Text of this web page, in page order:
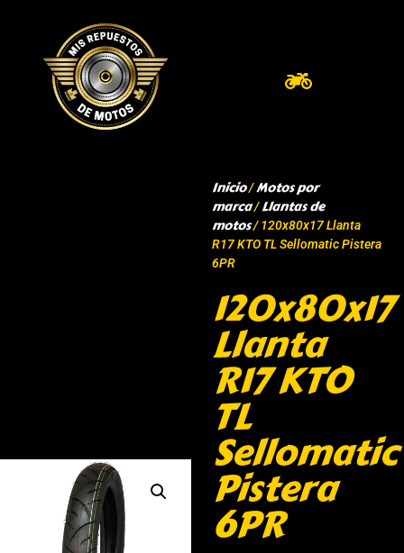
Inicio/Motos por
marca/Llantas de
motos/ 120x80x17 Llanta
R17 KTO TL Sellomatic Pistera
6PR
120x80x17
Llanta
R17 KTO
TL
Sellomatic
Pistera
6PR